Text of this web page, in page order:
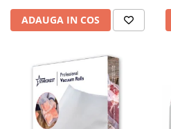
ADAUGA IN COS